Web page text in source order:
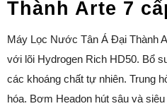
Thành Arte 7
Máy Lọc Nước Tân Á Đại Thành
với lõi Hydrogen Rich HD50. Bổ
các khoáng chất tự nhiên. Trung
hóa. Bơm Headon hút sâu và siêu